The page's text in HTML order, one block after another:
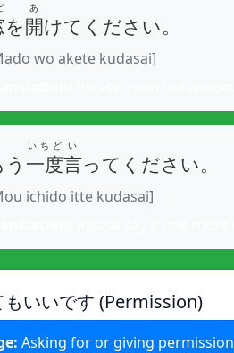
を開
あ
けてください。
wo akete kudasai]
う 一度
いちど
言
い
ってください。
ichido itte kudasai]
もいいです (Permission)
Asking for or giving permission